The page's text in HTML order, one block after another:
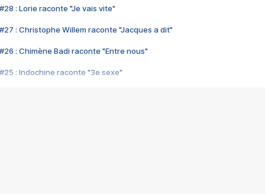
#28 : Lorie raconte "Je vais vite"
#27 : Christophe Willem raconte "Jacques a dit"
#26 : Chimène Badi raconte "Entre nous"
#25 : Indochine raconte "3e sexe"